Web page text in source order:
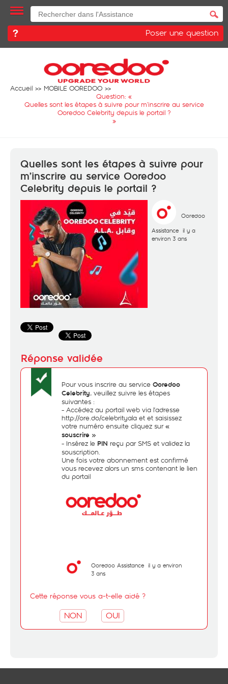
Poser une question
Accueil
MOBILE OOREDOO
Question: «
Quelles sont les étapes à suivre pour m’inscrire au service
Ooredoo Celebrity depuis le portail ?
»
Quelles sont les étapes à suivre pour
m’inscrire au service Ooredoo
Celebrity depuis le portail ?
Ooredoo
Assistance il y a
environ 3 ans
Pour vous inscrire au service Ooredoo
Celebrity, veuillez suivre les étapes
suivantes :
- Accédez au portail web via l’adresse
http://ore.do/celebrityala et et saisissez
votre numéro ensuite cliquez sur«
souscrire »
- Insérez le PIN reçu par SMS et validez la
souscription.
Une fois votre abonnement est confirmé
vous recevez alors un sms contenant le lien
du portail
Ooredoo Assistance il y a environ
3 ans
Cette réponse vous a-t-elle aidé ?
NON OUI